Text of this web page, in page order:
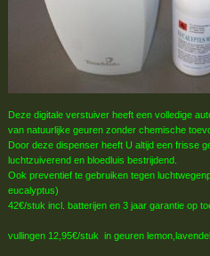
Deze digitale verstuiver heeft een volledige
van natuurlijke geuren zonder chemische
Door deze dispenser heeft U altijd een frisse
luchtzuiverend en bloedluis bestrijdend.
Ook preventief te gebruiken tegen
eucalyptus)
42€/stuk incl. batterijen en 3 jaar garantie op
vullingen 12,95€/stuk in geuren